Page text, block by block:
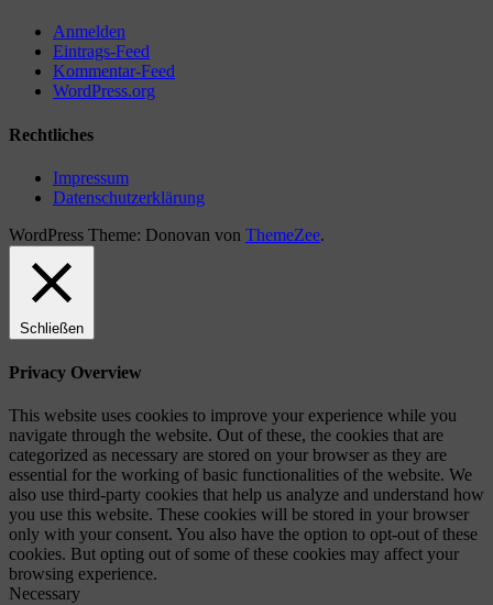
Anmelden
Eintrags-Feed
Kommentar-Feed
WordPress.org
Rechtliches
Impressum
Datenschutzerklärung
WordPress Theme: Donovan von ThemeZee.
Schließen
Privacy Overview
This website uses cookies to improve your experience while you
navigate through the website. Out of these, the cookies that are
categorized as necessary are stored on your browser as they are
essential for the working of basic functionalities of the website. We
also use third-party cookies that help us analyze and understand how
you use this website. These cookies will be stored in your browser
only with your consent. You also have the option to opt-out of these
cookies. But opting out of some of these cookies may affect your
browsing experience.
Necessary